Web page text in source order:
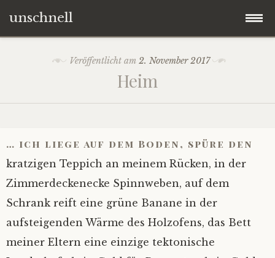
unschnell
Verba
Impressum
Veröffentlicht am 2. November 2017
Heim
… ich liege auf dem Boden, spüre den
kratzigen Teppich an meinem Rücken, in der
Zimmerdeckenecke Spinnweben, auf dem
Schrank reift eine grüne Banane in der
aufsteigenden Wärme des Holzofens, das Bett
meiner Eltern eine einzige tektonische